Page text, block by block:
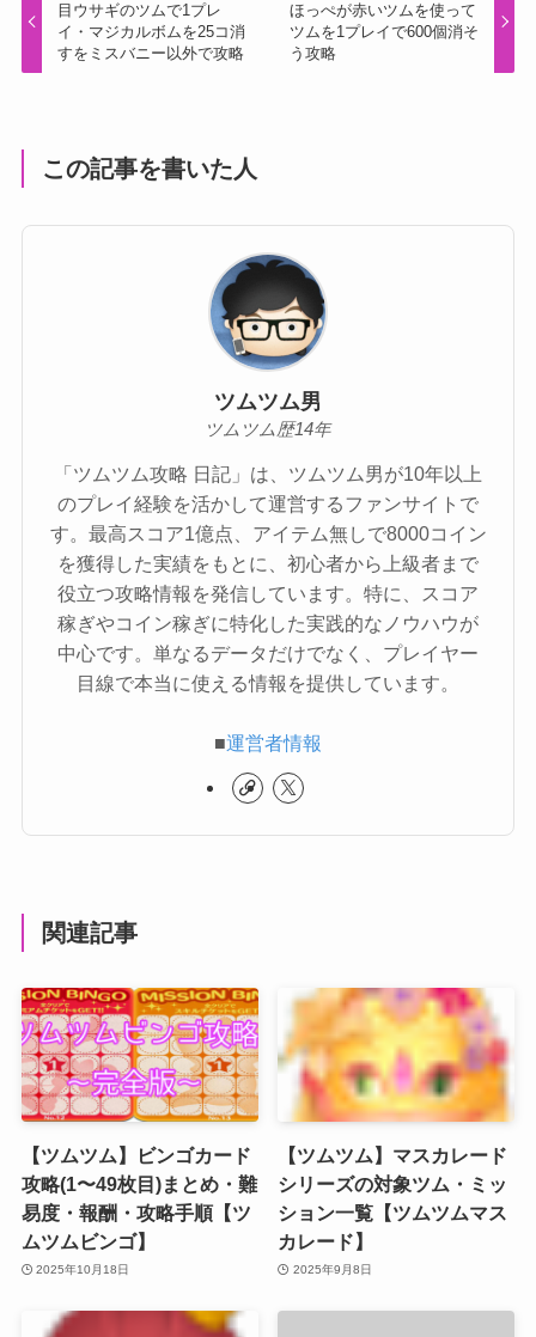
目ウサギのツムで1プレ
イ・マジカルボムを25コ消
すをミスバニー以外で攻略
ほっぺが赤いツムを使って
ツムを1プレイで600個消そ
う攻略
この記事を書いた人
ツムツム男
ツムツム歴14年
「ツムツム攻略 日記」は、ツムツム男が10年以上
のプレイ経験を活かして運営するファンサイトで
す。最高スコア1億点、アイテム無しで8000コイン
を獲得した実績をもとに、初心者から上級者まで
役立つ攻略情報を発信しています。特に、スコア
稼ぎやコイン稼ぎに特化した実践的なノウハウが
中心です。単なるデータだけでなく、プレイヤー
目線で本当に使える情報を提供しています。
■運営者情報
関連記事
【ツムツム】ビンゴカード
攻略(1〜49枚目)まとめ・難
易度・報酬・攻略手順【ツ
ムツムビンゴ】
2025年10月18日
【ツムツム】マスカレード
シリーズの対象ツム・ミッ
ション一覧【ツムツムマス
カレード】
2025年9月8日